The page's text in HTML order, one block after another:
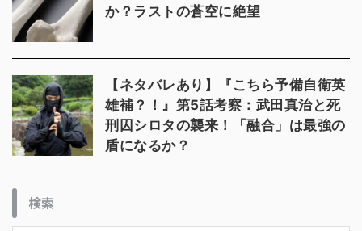
か？ラストの蒼空に絶望
【ネタバレあり】『こちら予備自衛英
雄補？！』第5話考察：武田真治と死
刑囚シロタの襲来！「融合」は最強の
盾になるか？
検索